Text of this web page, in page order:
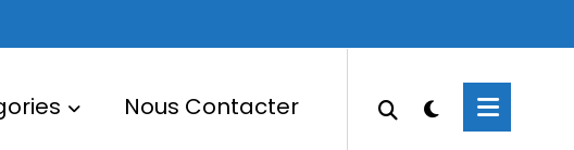
Nous Contacter